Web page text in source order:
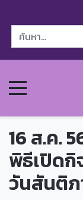
16 ส.ค.
พิธีเปิดกิ
วันสันติ